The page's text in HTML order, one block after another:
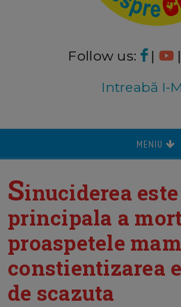
Follow us: | |
Intreabă I-
MENIU
Sinuciderea
principala a
proaspetele
constientizarea
de scazuta